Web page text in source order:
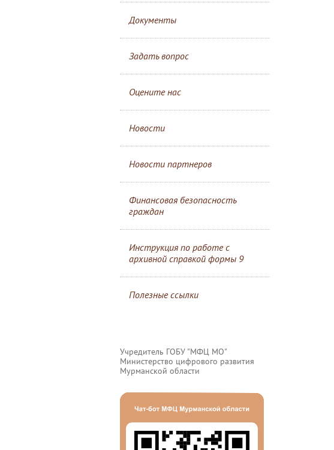
Документы
Задать вопрос
Оцените нас
Новости
Новости партнеров
Финансовая безопасность
граждан
Инструкция по работе с
архивной справкой формы 9
Полезные ссылки
Учредитель ГОБУ "МФЦ МО"
Министерство цифрового развития
Мурманской области